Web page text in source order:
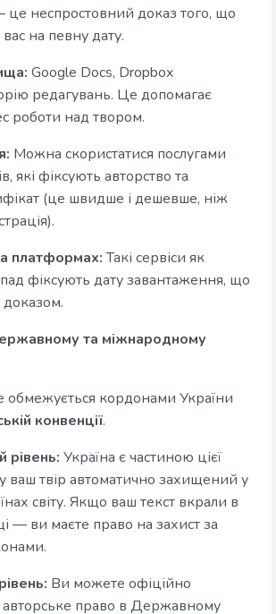
це неспростовний доказ того, що
вас на певну дату.
Google Docs, Dropbox
редагувань. Це допомагає
роботи над твором.
Можна скористатися послугами
які фіксують авторство та
(це швидше і дешевше, ніж
платформах:Такі сервіси як
фіксують дату завантаження, що
та міжнародному
обмежується кордонами України
конвенції.
рівень: Україна є частиною цієї
ваш твір автоматично захищений у
світу. Якщо ваш текст вкрали в
ви маєте право на захист за
Ви можете офіційно
авторське право в Державному